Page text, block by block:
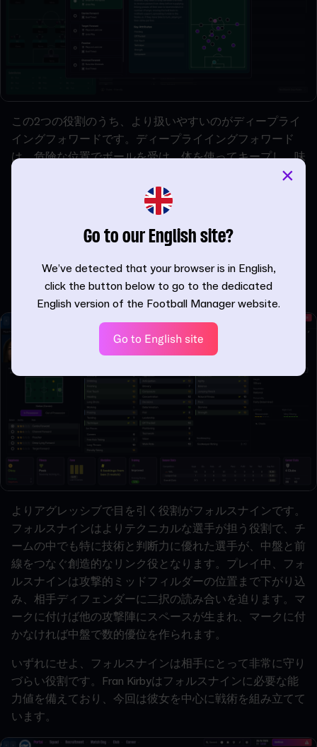
この2つの役割のうち、より扱いやすいのがディープライ
イングフォワードです。ディープライイングフォワード
は、危険な位置でボールを受け、体を使ってキープし、味
方にシュートチャンスを作れるタイミングまで耐えるため
に、「冷静さ」、「パス」、「強靭さ」、「バランス」といった能力値
が求められます。そのため、ディープライイングフォワー
ドは中盤に近い位置まで落ちてボールを受ける動きがよく
ブライトンのメンバーでは、Carla Camachoがディープラ
イイングフォワードを務めるのに最適です。
よりアグレッシブで目を引く役割がフォルスナインです。
フォルスナインはよりテクニカルな選手が担う役割で、チ
ームの中でも特に技術と判断力に優れた選手が、中盤と前
線をつなぐ創造的なリンク役となります。プレイ中、フォ
ルスナインは攻撃的ミッドフィルダーの位置まで下がり込
み、相手ディフェンダーに二択の読み合いを迫ります。マ
ークに付けば他の攻撃陣にスペースが生まれ、マークに付
かなければ中盤で数的優位を作られます。
いずれにせよ、フォルスナインは相手にとって非常に守り
づらい役割です。Fran Kirbyはフォルスナインに必要な能
力値を備えており、今回は彼女を中心に戦術を組み立てて
います。
Go to our English site?
We’ve detected that your browser is in English,
click the button below to go to the dedicated
English version of the Football Manager website.
Go to English site
×